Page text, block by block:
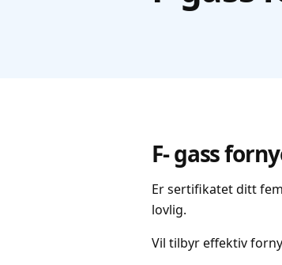
F- gass
Er sertifikatet ditt
lovlig.
Vil tilbyr effektiv